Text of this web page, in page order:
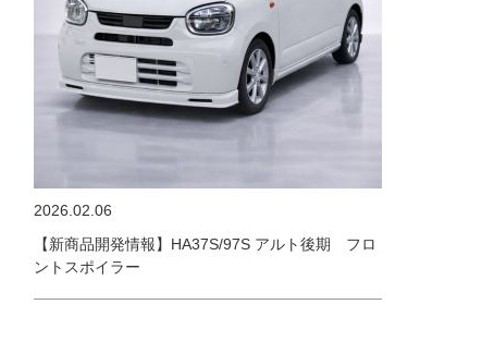
2026.02.06
【新商品開発情報】HA37S/97S アルト後期 フロ
ントスポイラー